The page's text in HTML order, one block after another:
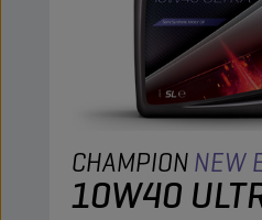
CHAMPIONNEW
10W40